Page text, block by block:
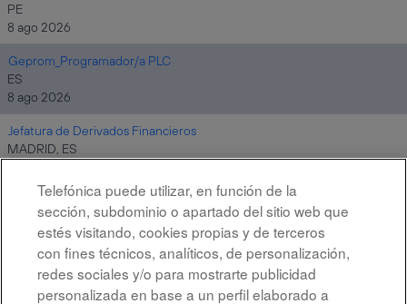
PE
8 ago 2026
Geprom_Programador/a PLC
ES
8 ago 2026
Jefatura de Derivados Financieros
MADRID, ES
Resultados
Telefónica puede utilizar, en función de la
sección, subdominio o apartado del sitio web que
estés visitando, cookies propias y de terceros
con fines técnicos, analíticos, de personalización,
redes sociales y/o para mostrarte publicidad
personalizada en base a un perfil elaborado a